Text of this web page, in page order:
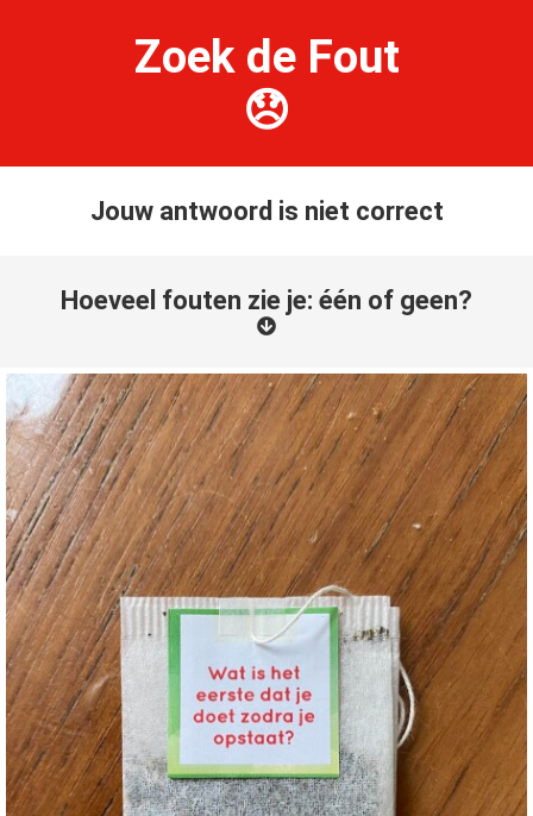
Zoek de Fout
😞
Jouw antwoord is niet correct
Hoeveel fouten zie je: één of geen?